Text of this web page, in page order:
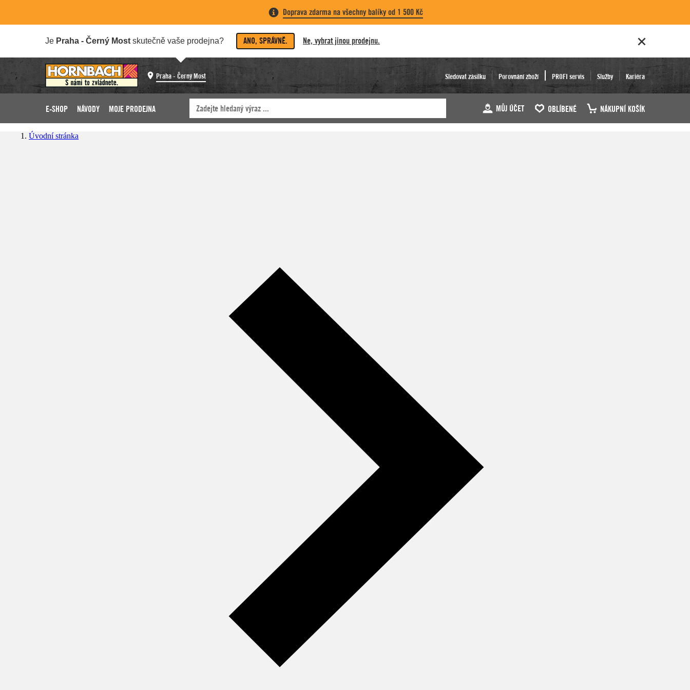
Doprava zdarma na všechny balíky od 1 500 Kč
Je Praha - Černý Most skutečně vaše prodejna? ANO, SPRÁVNĚ. Ne, vybrat jinou prodejnu.
Praha - Černý Most Sledovat zásilku Porovnání zboží PROFI servis Služby Kariéra
E-SHOP NÁVODY MOJE PRODEJNA MŮJ ÚČET OBLÍBENÉ NÁKUPNÍ KOŠÍK
Úvodní stránka